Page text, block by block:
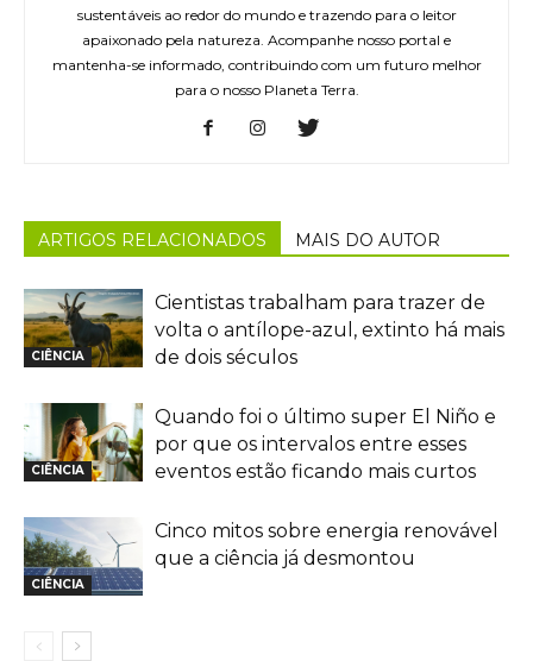
sustentáveis ao redor do mundo e trazendo para o leitor
apaixonado pela natureza. Acompanhe nosso portal e
mantenha-se informado, contribuindo com um futuro melhor
para o nosso Planeta Terra.
ARTIGOS RELACIONADOS MAIS DO AUTOR
CIÊNCIA
Cientistas trabalham para trazer de
volta o antílope-azul, extinto há mais
de dois séculos
CIÊNCIA
Quando foi o último super El Niño e
por que os intervalos entre esses
eventos estão ficando mais curtos
CIÊNCIA
Cinco mitos sobre energia renovável
que a ciência já desmontou